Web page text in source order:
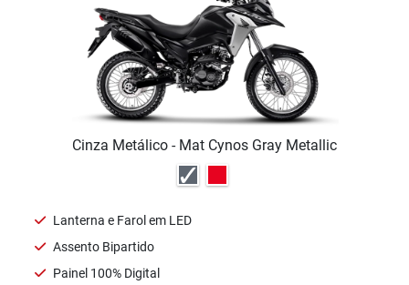
Cinza Metálico - Mat Cynos Gray Metallic
Lanterna e Farol em LED
Assento Bipartido
Painel 100% Digital